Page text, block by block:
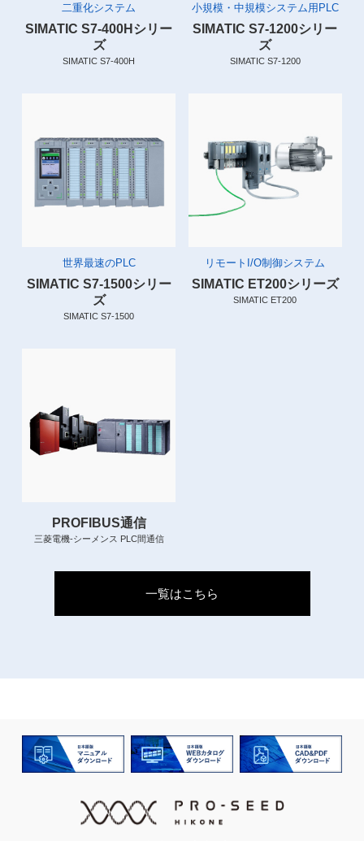
二重化システム
SIMATIC S7-400Hシリー
ズ
SIMATIC S7-400H
小規模・中規模システム用PLC
SIMATIC S7-1200シリー
ズ
SIMATIC S7-1200
世界最速のPLC
SIMATIC S7-1500シリー
ズ
SIMATIC S7-1500
リモートI/O制御システム
SIMATIC ET200シリーズ
SIMATIC ET200
PROFIBUS通信
三菱電機-シーメンス PLC間通信
一覧はこちら